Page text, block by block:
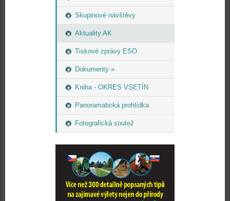
Skupinové návštěvy
Aktuality AK
Tiskové zprávy ESO
Dokumenty »
Kniha - OKRES VSETÍN
Panoramatická prohlídka
Fotografická soutež